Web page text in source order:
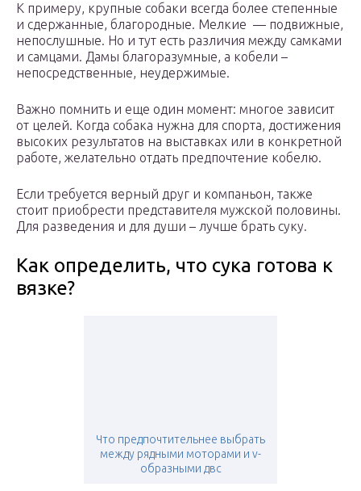
К примеру, крупные собаки всегда более степенные
и сдержанные, благородные. Мелкие — подвижные,
непослушные. Но и тут есть различия между самками
и самцами. Дамы благоразумные, а кобели –
непосредственные, неудержимые.
Важно помнить и еще один момент: многое зависит
от целей. Когда собака нужна для спорта, достижения
высоких результатов на выставках или в конкретной
работе, желательно отдать предпочтение кобелю.
Если требуется верный друг и компаньон, также
стоит приобрести представителя мужской половины.
Для разведения и для души – лучше брать суку.
Как определить, что сука готова к
вязке?
Что предпочтительнее выбрать
между рядными моторами и v-
образными двс